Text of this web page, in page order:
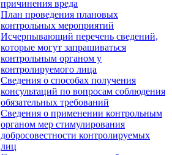
причинения вреда
План проведения плановых
контрольных мероприятий
Исчерпывающий перечень сведений,
которые могут запрашиваться
контрольным органом у
контролируемого лица
Сведения о способах получения
консультаций по вопросам соблюдения
обязательных требований
Сведения о применении контрольным
органом мер стимулирования
добросовестности контролируемых
лиц